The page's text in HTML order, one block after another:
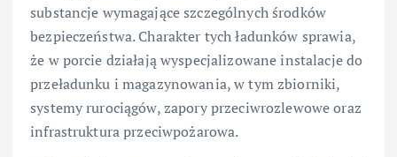
substancje wymagające szczególnych środków
bezpieczeństwa. Charakter tych ładunków sprawia,
że w porcie działają wyspecjalizowane instalacje do
przeładunku i magazynowania, w tym zbiorniki,
systemy rurociągów, zapory przeciwrozlewowe oraz
infrastruktura przeciwpożarowa.